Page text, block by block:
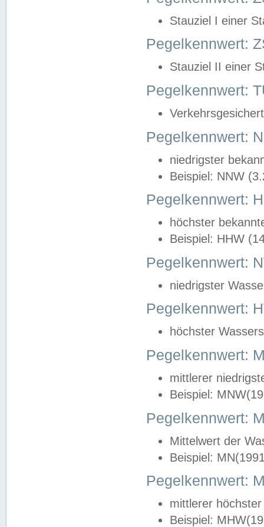
Stauziel I einer
Pegelkennwert:
Stauziel II einer
Pegelkennwert:
Pegelkennwert:
niedrigster
Beispiel: NNW
Pegelkennwert:
höchster
Beispiel: HHW
Pegelkennwert:
niedrigster
Pegelkennwert:
höchster
Pegelkennwert:
mittlerer
Beispiel:
Pegelkennwert:
Mittelwert der
Beispiel:
Pegelkennwert:
mittlerer
Beispiel: